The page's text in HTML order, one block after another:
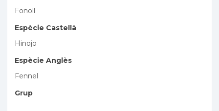
Fonoll
Espècie Castellà
Hinojo
Espècie Anglès
Fennel
Grup